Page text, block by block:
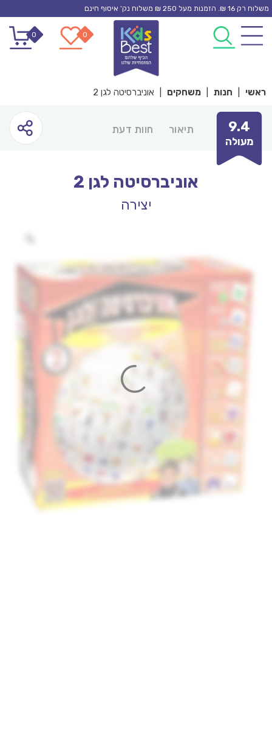
Skip
content
משלוח רק 16 ₪. הזמנות מעל 250 ₪ משלוח נק’ איסוף חינם
0
0
ראשי חנות משחקים אוניברסיטה לגן 2
9.4
מעולה
תיאור חוות דעת
אוניברסיטה לגן 2
יצירה